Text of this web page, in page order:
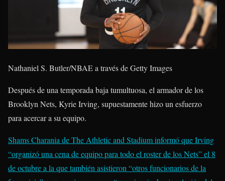
Nathaniel S. Butler/NBAE a través de Getty Images
Después de una temporada baja tumultuosa, el armador de los
Brooklyn Nets, Kyrie Irving, supuestamente hizo un esfuerzo
para acercar a su equipo.
Shams Charania de The Athletic and Stadium informó que Irving
“organizó una cena de equipo para todo el roster de los Nets” el 8
de octubre a la que también asistieron “otros funcionarios de la